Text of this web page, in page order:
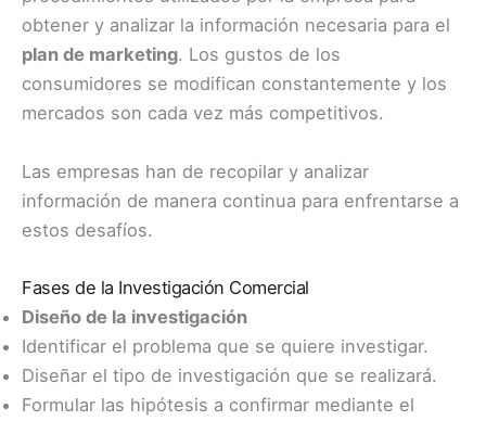
obtener y analizar la información necesaria para el
plan de marketing. Los gustos de los
consumidores se modifican constantemente y los
mercados son cada vez más competitivos.
Las empresas han de recopilar y analizar
información de manera continua para enfrentarse a
estos desafíos.
Fases de la Investigación Comercial
Diseño de la investigación
Identificar el problema que se quiere investigar.
Diseñar el tipo de investigación que se realizará.
Formular las hipótesis a confirmar mediante el